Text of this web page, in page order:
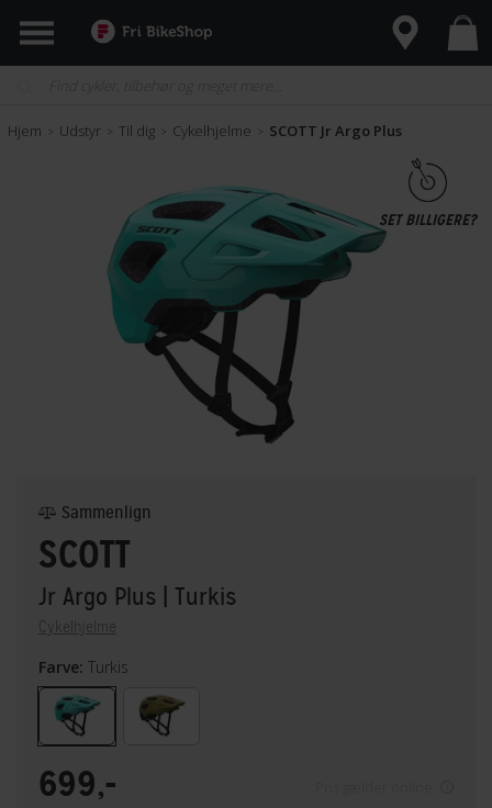
Hjem > Udstyr > Til dig > Cykelhjelme > SCOTT Jr Argo Plus
SET BILLIGERE?
SCOTT
Jr Argo Plus | Turkis
Cykelhjelme
Sammenlign
Farve: Turkis
699,-